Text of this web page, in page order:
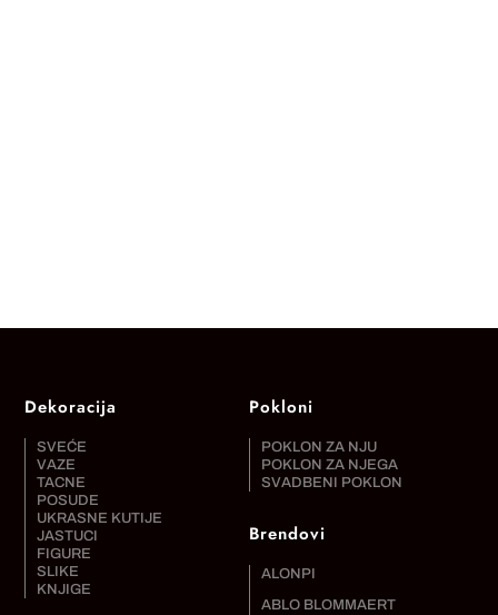
Dekoracija
SVEĆE
VAZE
TACNE
POSUDE
UKRASNE KUTIJE
JASTUCI
FIGURE
SLIKE
KNJIGE
Pokloni
POKLON ZA NJU
POKLON ZA NJEGA
SVADBENI POKLON
Brendovi
ALONPI
ABLO BLOMMAERT